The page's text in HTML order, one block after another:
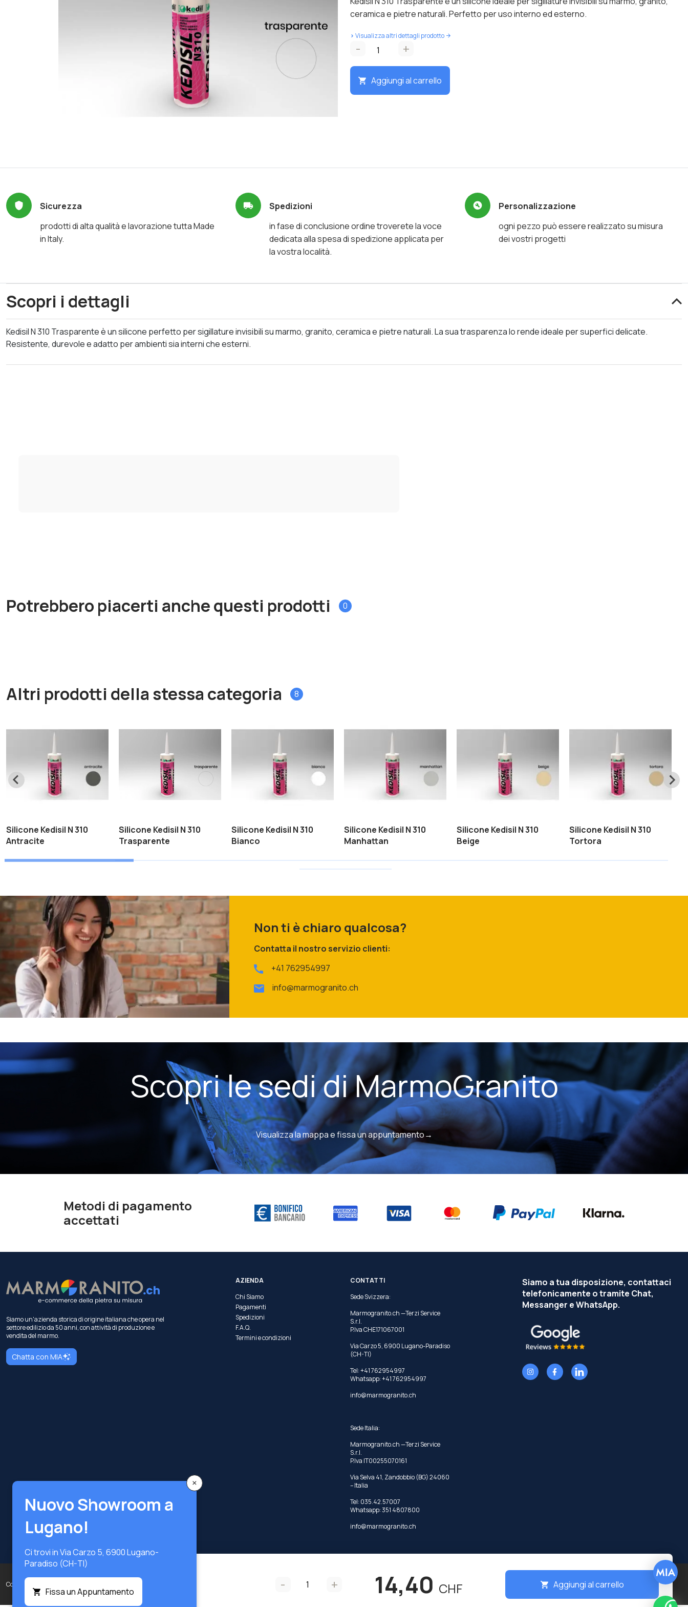
ceramica e pietre naturali. Perfetto per uso interno ed esterno.
> Visualizza altri dettagli prodotto
- +
Aggiungi al carrello
Sicurezza
prodotti di alta qualità e lavorazione tutta Made
in Italy.
Spedizioni
in fase di conclusione ordine troverete la voce
dedicata alla spesa di spedizione applicata per
la vostra località.
Personalizzazione
ogni pezzo può essere realizzato su misura
dei vostri progetti
Scopri i dettagli
Kedisil N 310 Trasparente è un silicone perfetto per sigillature invisibili su marmo, granito, ceramica e pietre naturali. La sua trasparenza lo rende ideale per superfici delicate.
Resistente, durevole e adatto per ambienti sia interni che esterni.
Potrebbero piacerti anche questi prodotti 0
Altri prodotti della stessa categoria 8
Silicone Kedisil N 310
Antracite
Silicone Kedisil N 310
Trasparente
Silicone Kedisil N 310
Bianco
Silicone Kedisil N 310
Manhattan
Silicone Kedisil N 310
Beige
Silicone Kedisil N 310
Tortora
Non ti è chiaro qualcosa?
Contatta il nostro servizio clienti:
+41 762954997
info@marmogranito.ch
Silicone Kedisil N 310
Trasparente
- + 14,40 CHF Aggiungi al carrello
Scopri le sedi di MarmoGranito
Visualizza la mappa e fissa un appuntamento→
Metodi di pagamento
accettati
Siamo un'azienda storica di origine italiana che opera nel
settore edilizio da 50 anni, con attività di produzione e
vendita del marmo.
Chatta con MIA
AZIENDA
Chi Siamo
Pagamenti
Spedizioni
F.A.Q.
Termini e condizioni
CONTATTI
Sede Svizzera:
Marmogranito.ch —Terzi Service
S.r.l.
P.Iva CHE171067001
Via Carzo 5, 6900 Lugano-Paradiso
(CH-TI)
Tel: +41 762954997
Whatsapp:+41 762954997
info@marmogranito.ch
Sede Italia:
Marmogranito.ch —Terzi Service
S.r.l.
P.Iva IT00255070161
Via Selva 41, Zandobbio (BG) 24060
– Italia
Tel: 035.42.57007
Whatsapp:351 4807800
info@marmogranito.ch
Siamo a tua disposizione, contattaci
telefonicamente o tramite Chat,
Messanger e WhatsApp.
Copyright © Terzi Service S.r.l. — Tutti i diritti riservati. Digital
×
Nuovo Showroom a
Lugano!
Ci trovi in Via Carzo 5, 6900 Lugano-
Paradiso (CH-TI)
Fissa un Appuntamento